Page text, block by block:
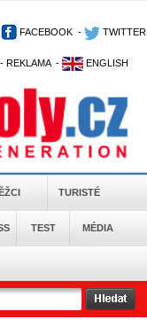
FACEBOOK - TWITTER
- REKLAMA - ENGLISH
TURISTÉ
TEST MÉDIA